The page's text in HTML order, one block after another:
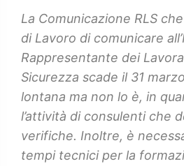
La Comunicazione RLS
di Lavoro di comunicare
Rappresentante dei
Sicurezza scade il 31
lontana ma non lo è, in
l’attività di consulenti che
verifiche. Inoltre, è
tempi tecnici per la